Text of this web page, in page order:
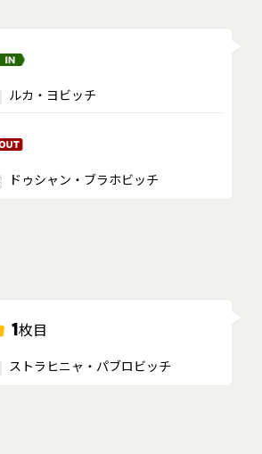
ルカ・ヨビッチ
ドゥシャン・ブラホビッチ
1枚目
ストラヒニャ・パブロビッチ